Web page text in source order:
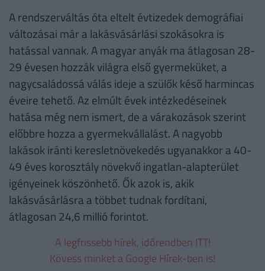
A rendszerváltás óta eltelt évtizedek demográfiai
változásai már a lakásvásárlási szokásokra is
hatással vannak. A magyar anyák ma átlagosan 28-
29 évesen hozzák világra első gyermeküket, a
nagycsaládossá válás ideje a szülők késő harmincas
éveire tehető. Az elmúlt évek intézkedéseinek
hatása még nem ismert, de a várakozások szerint
előbbre hozza a gyermekvállalást. A nagyobb
lakások iránti keresletnövekedés ugyanakkor a 40-
49 éves korosztály növekvő ingatlan-alapterület
igényeinek köszönhető. Ők azok is, akik
lakásvásárlásra a többet tudnak fordítani,
átlagosan 24,6 millió forintot.
A legfrissebb hírek, időrendben ITT!
Kövess minket a Google Hírek-ben is!